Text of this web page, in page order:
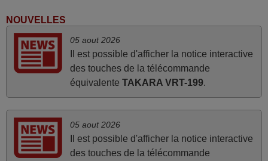
avril 2026
Ravie de voir que ma commande effectuée a 13h30est
FRANCE
NOUVELLES
05 aout 2026
Il est possible d'afficher la notice interactive
des touches de la télécommande
équivalente TAKARA VRT-199.
05 aout 2026
Il est possible d'afficher la notice interactive
des touches de la télécommande